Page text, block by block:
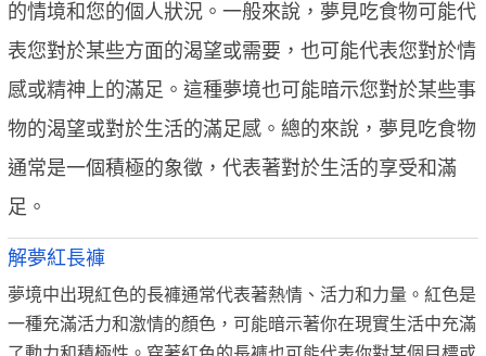
的情境和您的個人狀況。一般來說，夢見吃食物可能代
表您對於某些方面的渴望或需要，也可能代表您對於情
感或精神上的滿足。這種夢境也可能暗示您對於某些事
物的渴望或對於生活的滿足感。總的來說，夢見吃食物
通常是一個積極的象徵，代表著對於生活的享受和滿
足。
解夢紅長褲
夢境中出現紅色的長褲通常代表著熱情、活力和力量。紅色是
一種充滿活力和激情的顏色，可能暗示著你在現實生活中充滿